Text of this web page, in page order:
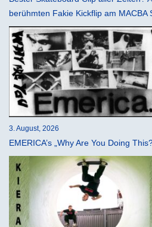
berühmten Fakie Kickflip am MACBA
3. August, 2026
EMERICA’s „Why Are You Doing